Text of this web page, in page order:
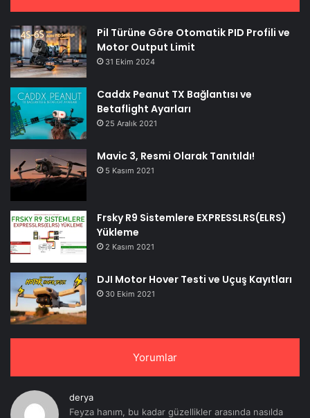
Pil Türüne Göre Otomatik PID Profili ve
Motor Output Limit
31 Ekim 2024
Caddx Peanut TX Bağlantısı ve
Betaflight Ayarları
25 Aralık 2021
Mavic 3, Resmi Olarak Tanıtıldı!
5 Kasım 2021
Frsky R9 Sistemlere EXPRESSLRS(ELRS)
Yükleme
2 Kasım 2021
DJI Motor Hover Testi ve Uçuş Kayıtları
30 Ekim 2021
Yorumlar
derya
Feyza hanım, bu kadar güzellikler arasında nasılda